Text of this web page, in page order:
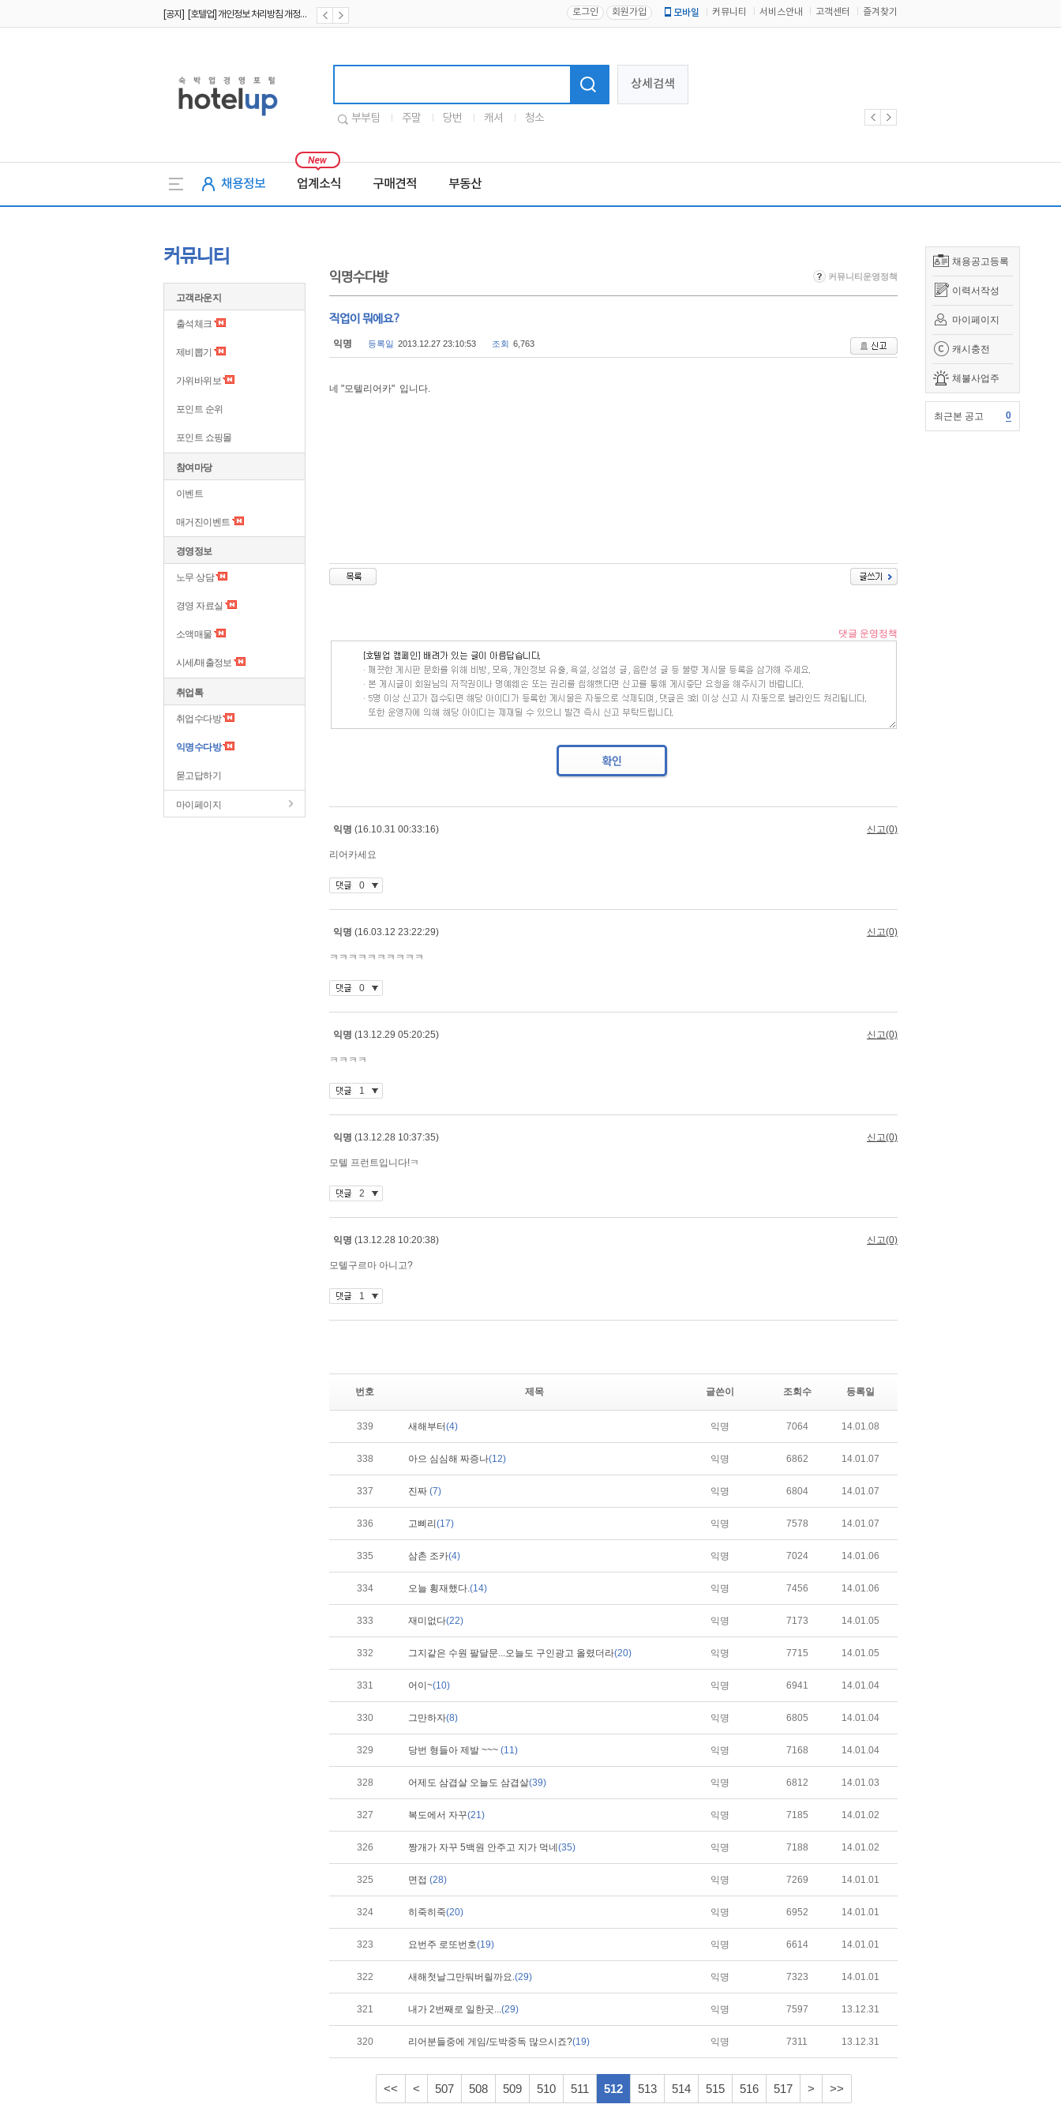
[공지] [호텔업] 개인정보 처리방침 개정본2 (19.09.02) 로그인 회원가입 모바일 커뮤니티 서비스안내 고객센터 즐겨찾기
상세검색
부부팀 주말 당번 캐셔 청소
채용정보 업계소식 구매견적 부동산
채용공고등록
이력서작성
마이페이지
캐시충전
체불사업주
최근본 공고 0
커뮤니티
고객라운지
출석체크
제비뽑기
가위바위보
포인트 순위
포인트 쇼핑몰
참여마당
이벤트
매거진이벤트
경영정보
노무 상담
경영 자료실
소액매물
시세/매출정보
취업톡
취업수다방
익명수다방
묻고답하기
마이페이지
익명수다방 커뮤니티운영정책
직업이 뭐에요?
익명 등록일 2013.12.27 23:10:53 조회 6,763
네 "모텔리어카" 입니다.
번호 제목 글쓴이 조회수 등록일
339 새해부터(4) 익명 7064 14.01.08
338 아으 심심해 짜증나(12) 익명 6862 14.01.07
337 진짜 (7) 익명 6804 14.01.07
336 고삐리 (17) 익명 7578 14.01.07
335 삼촌 조카(4) 익명 7024 14.01.06
334 오늘 횡재했다.(14) 익명 7456 14.01.06
333 재미없다(22) 익명 7173 14.01.05
332 그지같은 수원 팔달문...오늘도 구인광고 올렸더라(20) 익명 7715 14.01.05
331 어이~(10) 익명 6941 14.01.04
330 그만하자(8) 익명 6805 14.01.04
329 당번 형들아 제발 ~~~ (11) 익명 7168 14.01.04
328 어제도 삼겹살 오늘도 삼겹살(39) 익명 6812 14.01.03
327 복도에서 자꾸(21) 익명 7185 14.01.02
326 짱개가 자꾸 5백원 안주고 지가 먹네 (35) 익명 7188 14.01.02
325 면접 (28) 익명 7269 14.01.01
324 히죽히죽(20) 익명 6952 14.01.01
323 요번주 로또번호(19) 익명 6614 14.01.01
322 새해첫날그만둬버릴까요.(29) 익명 7323 14.01.01
321 내가 2번째로 일한곳...(29) 익명 7597 13.12.31
320 리어분들중에 게임/도박중독 많으시죠?(19) 익명 7311 13.12.31
<< < 507 508 509 510 511 512 513 514 515 516 517 > >>